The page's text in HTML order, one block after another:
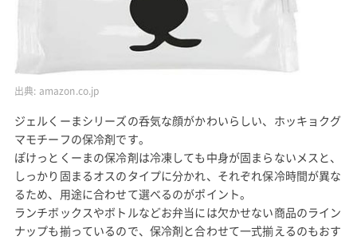
出典: amazon.co.jp
ジェルくーまシリーズの呑気な顔がかわいらしい、ホッキョクグ
マモチーフの保冷剤です。
ぽけっとくーまの保冷剤は冷凍しても中身が固まらないメスと、
しっかり固まるオスのタイプに分かれ、それぞれ保冷時間が異な
るため、用途に合わせて選べるのがポイント。
ランチボックスやボトルなどお弁当には欠かせない商品のライン
ナップも揃っているので、保冷剤と合わせて一式揃えるのもおす